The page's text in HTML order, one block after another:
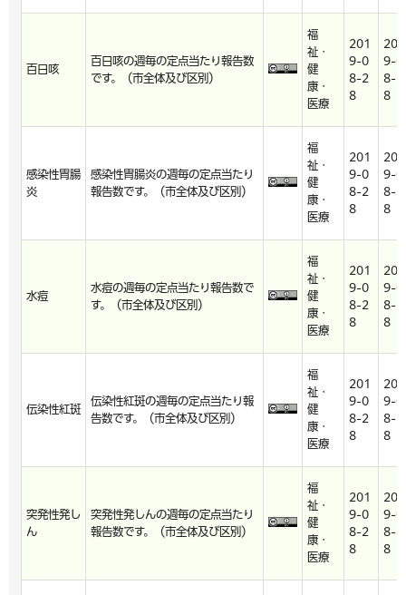
百日咳
百日咳の週毎の定点当たり報告数
です。（市全体及び区別）
福
祉・
健
康・
医療
201
9-0
8-2
8
201
9-0
8-2
8
感染性胃腸
炎
感染性胃腸炎の週毎の定点当たり
報告数です。（市全体及び区別）
福
祉・
健
康・
医療
201
9-0
8-2
8
201
9-0
8-2
8
水痘
水痘の週毎の定点当たり報告数で
す。（市全体及び区別）
福
祉・
健
康・
医療
201
9-0
8-2
8
201
9-0
8-2
8
伝染性紅斑
伝染性紅斑の週毎の定点当たり報
告数です。（市全体及び区別）
福
祉・
健
康・
医療
201
9-0
8-2
8
201
9-0
8-2
8
突発性発し
ん
突発性発しんの週毎の定点当たり
報告数です。（市全体及び区別）
福
祉・
健
康・
医療
201
9-0
8-2
8
201
9-0
8-2
8